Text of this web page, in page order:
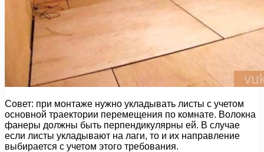
Совет: при монтаже нужно укладывать листы с учетом
основной траектории перемещения по комнате. Волокна
фанеры должны быть перпендикулярны ей. В случае
если листы укладывают на лаги, то и их направление
выбирается с учетом этого требования.